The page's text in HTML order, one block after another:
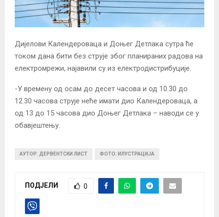
Дијелови Календероваца и Доњег Детлака сутра ће
током дана бити без струје због планираних радова на
електромрежи, најавили су из електродистрибуције.
-У времену од осам до десет часова и од 10.30 до
12.30 часова струје неће имати дио Календероваца, а
од 13 до 15 часова дио Доњег Детлака – наводи се у
обавјештењу.
АУТОР: ДЕРВЕНТСКИ ЛИСТ ФОТО: ИЛУСТРАЦИЈА
ПОДЈЕЛИ 0